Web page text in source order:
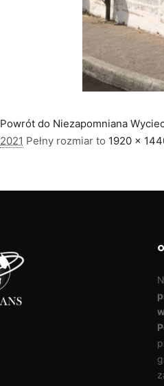
Powrót do Niezapomniana
2021 Pełny rozmiar to 1920 ×